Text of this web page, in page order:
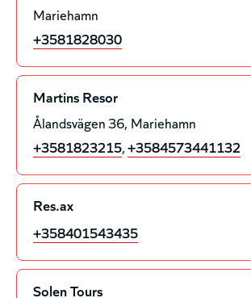
Mariehamn
+3581828030
Martins Resor
Ålandsvägen 36 Mariehamn
+3581823215,+3584573441132
Res.ax
+358401543435
Solen Tours